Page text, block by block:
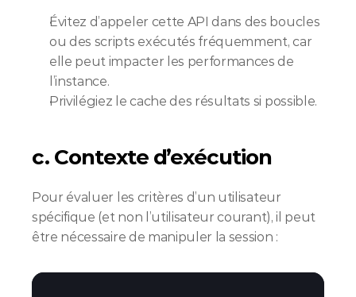
Évitez d’appeler cette API dans des boucles
ou des scripts exécutés fréquemment, car
elle peut impacter les performances de
l’instance.
Privilégiez le cache des résultats si possible.
c. Contexte d’exécution
Pour évaluer les critères d’un utilisateur
spécifique (et non l’utilisateur courant), il peut
être nécessaire de manipuler la session :